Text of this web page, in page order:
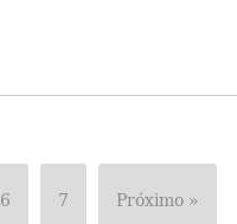
6 7 Próximo »